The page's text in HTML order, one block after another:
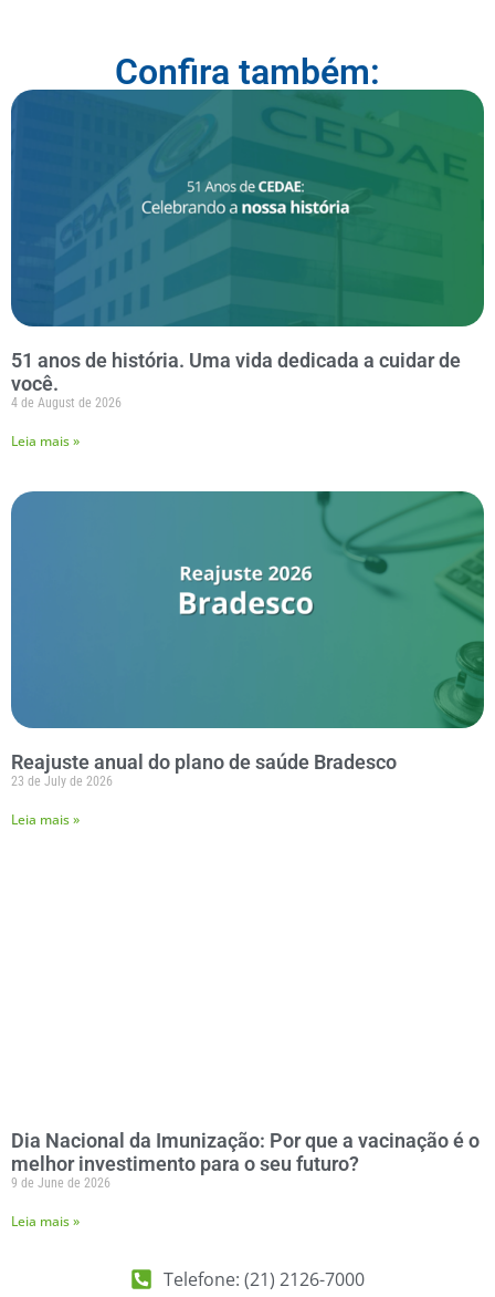
Confira também:
51 anos de história. Uma vida dedicada a cuidar de
você.
4 de August de 2026
Leia mais »
Reajuste anual do plano de saúde Bradesco
23 de July de 2026
Leia mais »
Dia Nacional da Imunização: Por que a vacinação é o
melhor investimento para o seu futuro?
9 de June de 2026
Leia mais »
Telefone: (21) 2126-7000